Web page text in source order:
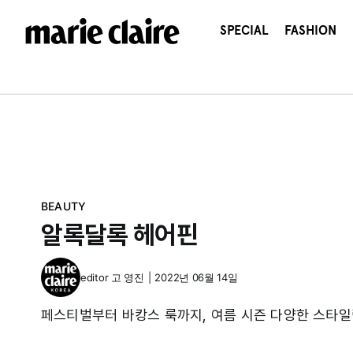
건
SPECIAL FASHION
BEAUTY
알록달록 헤어핀
editor 고 영진 2022년 06월 14일
페스티벌부터 바캉스 룩까지, 여름 시즌 다양한 스타